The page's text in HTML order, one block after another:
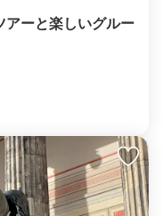
アーと楽しいグルー